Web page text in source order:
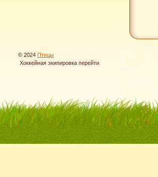
© 2024 Птицы
Хоккейная экипировка перейти